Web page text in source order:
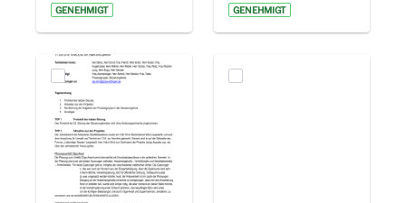
GENEHMIGT GENEHMIGT